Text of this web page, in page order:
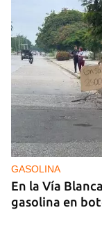
GASOLINA
En la Vía
gasolina en